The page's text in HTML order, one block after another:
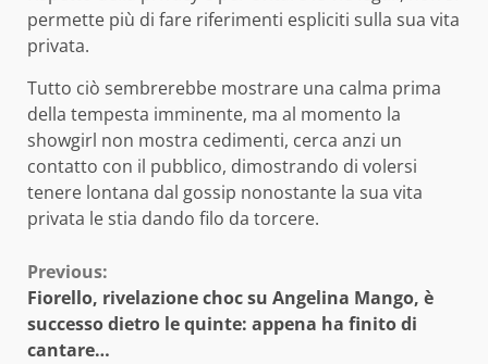
permette più di fare riferimenti espliciti sulla sua vita
privata.
Tutto ciò sembrerebbe mostrare una calma prima
della tempesta imminente, ma al momento la
showgirl non mostra cedimenti, cerca anzi un
contatto con il pubblico, dimostrando di volersi
tenere lontana dal gossip nonostante la sua vita
privata le stia dando filo da torcere.
Continue
Reading
Previous:
Fiorello, rivelazione choc su Angelina Mango, è
successo dietro le quinte: appena ha finito di
cantare…